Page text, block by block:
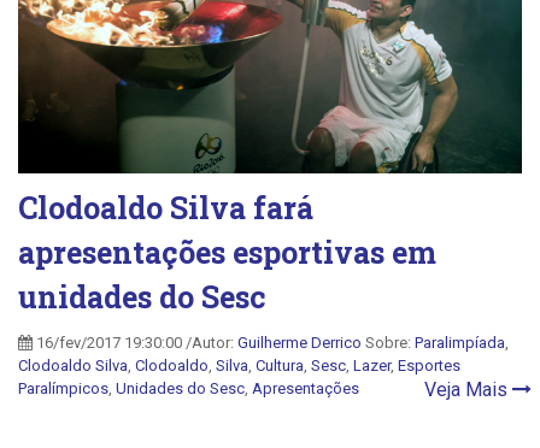
Clodoaldo Silva fará
apresentações esportivas em
unidades do Sesc
16/fev/2017 19:30:00 /Autor: Guilherme Derrico Sobre: Paralimpíada
Clodoaldo Silva Clodoaldo Silva Cultura Sesc Lazer, Esportes
Paralímpicos Unidades do Sesc Apresentações Veja Mais